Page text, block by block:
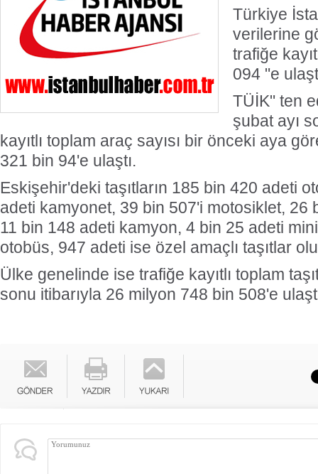
Türkiye
verilerine
trafiğe
094 "e
TÜİK" ten
şubat ayı
kayıtlı toplam araç sayısı bir önceki aya
321 bin 94'e ulaştı.
Eskişehir'deki taşıtların 185 bin 420 adeti
adeti kamyonet, 39 bin 507'i motosiklet, 26
11 bin 148 adeti kamyon, 4 bin 25 adeti
otobüs, 947 adeti ise özel amaçlı taşıtlar
Ülke genelinde ise trafiğe kayıtlı toplam
sonu itibarıyla 26 milyon 748 bin 508'e